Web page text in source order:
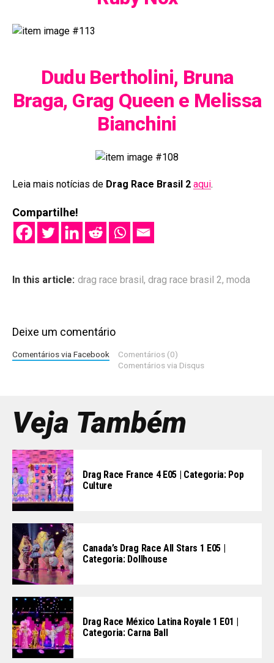
Dudu Bertholini, Bruna
Braga, Grag Queen e Melissa
Bianchini
Leia mais notícias de Drag Race Brasil 2 aqui.
Compartilhe!
In this article: drag race brasil, drag race brasil 2, moda
Deixe um comentário
Comentários via Facebook
Comentários (0)
Comentários via Disqus
Veja Também
Drag Race France 4 E05 | Categoria: Pop
Culture
Canada’s Drag Race All Stars 1 E05 |
Categoria: Dollhouse
Drag Race México Latina Royale 1 E01 |
Categoria: Carna Ball